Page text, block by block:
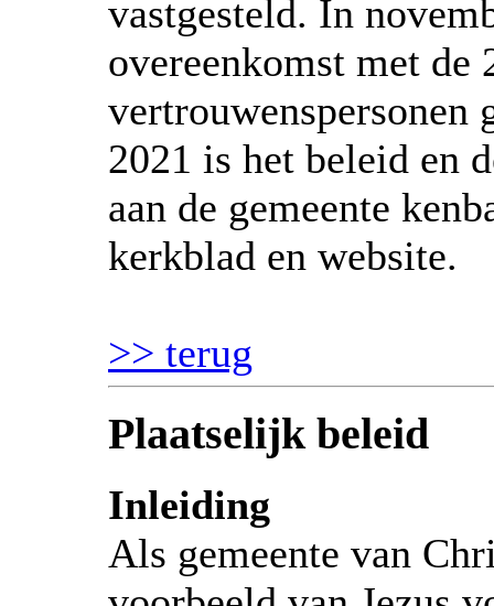
vastgesteld. In
overeenkomst met de
vertrouwenspersonen
2021 is het beleid en
aan de gemeente
kerkblad en website.
>> terug
Plaatselijk beleid
Inleiding
Als gemeente van